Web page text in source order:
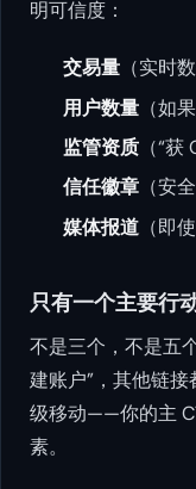
明可信度：
交易量 （实时
用户数量 （如
监管资质 （“
信任徽章 （安
媒体报道 （即
只有一个主要行
不是三个，不是五
建账户”，其他链
级移动——你的主
素。